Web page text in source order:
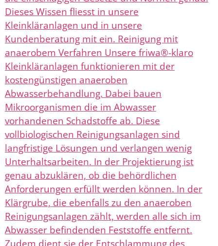
Dieses Wissen fliesst in unsere
Kleinkläranlagen und in unsere
Kundenberatung mit ein. Reinigung mit
anaerobem Verfahren Unsere friwa®-klaro
Kleinkläranlagen funktionieren mit der
kostengünstigen anaeroben
Abwasserbehandlung. Dabei bauen
Mikroorganismen die im Abwasser
vorhandenen Schadstoffe ab. Diese
vollbiologischen Reinigungsanlagen sind
langfristige Lösungen und verlangen wenig
Unterhaltsarbeiten. In der Projektierung ist
genau abzuklären, ob die behördlichen
Anforderungen erfüllt werden können. In der
Klärgrube, die ebenfalls zu den anaeroben
Reinigungsanlagen zählt, werden alle sich im
Abwasser befindenden Feststoffe entfernt.